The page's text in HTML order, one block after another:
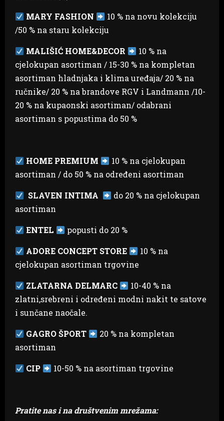
MARY FASHION
10 % na novu kolekciju
/50 % na staru kolekciju
MALIŠIĆ HOME&DECOR
10 % na
cjelokupan asortiman / 15-30 % na kompletan
asortiman hladnjaka i klima uređaja/ 20 % na
ručnike/ 20 % na brandove RGV i Landmann /10-
20 % na kupaonski asortiman/ odabrani
asortiman s popustima do 50 %
HOME PREMIUM
10 % na cjelokupan
asortiman / do 50 % na određeni asortiman
SLAVEN INTIMA
do 20 % na cjelokupan
asortiman
ENTEL
popusti do 20 %
ADORE CONCEPT STORE
10 % na
cjelokupan asortiman trgovine
ZLATARNA DELMARC
10-40 % na
zlatni,srebreni i određeni modni nakit te satove
i sunčane naočale.
GAGRO ŠPORT
20 % na kompletan
asortiman
CIP
10-50 % na asortiman trgovine
Pratite nas i na društvenim mrežama: